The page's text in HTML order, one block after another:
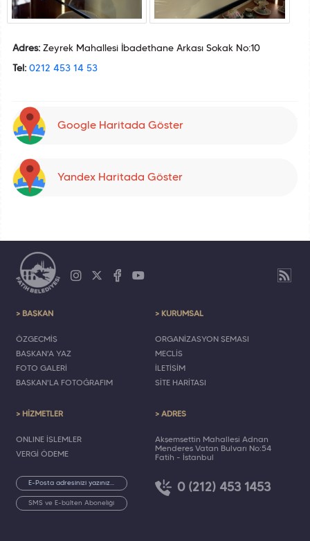
Adres:Zeyrek Mahallesi İbadethane Arkası Sokak No:10
Tel: 0212 453 14 53
Google Haritada Göster
Yandex Haritada Göster
> BAŞKAN
ÖZGEÇMİŞ
BAŞKAN'A YAZ
FOTO GALERİ
BAŞKAN'LA FOTOĞRAFIM
> KURUMSAL
ORGANİZASYON ŞEMASI
MECLİS
İLETİŞİM
SİTE HARİTASI
> HİZMETLER
ONLINE İŞLEMLER
VERGİ ÖDEME
SMS ve E-bülten Aboneliği
> ADRES
Akşemsettin Mahallesi Adnan
Menderes Vatan Bulvarı No:54
Fatih - İstanbul
0 (212) 453 1453